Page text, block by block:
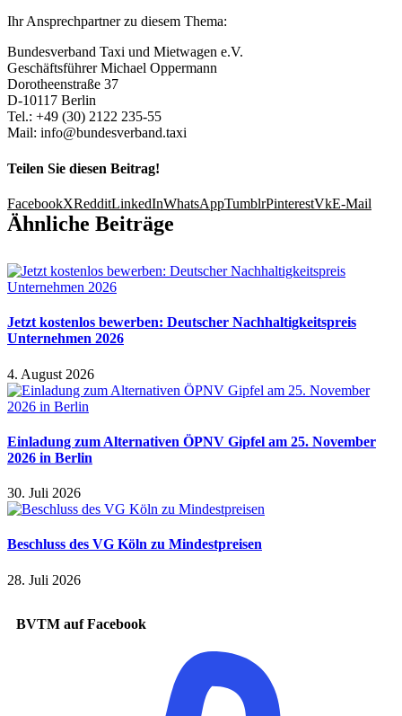
Ihr Ansprechpartner zu diesem Thema:
Bundesverband Taxi und Mietwagen e.V.
Geschäftsführer Michael Oppermann
Dorotheenstraße 37
D-10117 Berlin
Tel.: +49 (30) 2122 235-55
Mail: info@bundesverband.taxi
Teilen Sie diesen Beitrag!
FacebookXRedditLinkedInWhatsAppTumblrPinterestVkE-Mail
Ähnliche Beiträge
Jetzt kostenlos bewerben: Deutscher Nachhaltigkeitspreis
Unternehmen 2026
4. August 2026
Einladung zum Alternativen ÖPNV Gipfel am 25. November
2026 in Berlin
30. Juli 2026
Beschluss des VG Köln zu Mindestpreisen
28. Juli 2026
BVTM auf Facebook